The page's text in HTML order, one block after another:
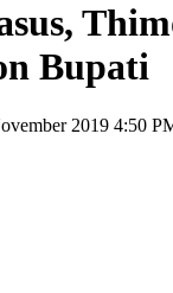
Bupati
2019 4:50